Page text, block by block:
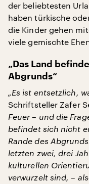
der beliebtesten
haben türkische
die Kinder gehen
viele gemischte
„Das Land
Abgrunds“
„Es ist entsetzlich,
Schriftsteller Zafer
Feuer – und die
befindet sich nicht
Rande des
letzten zwei, drei
kulturellen
verwurzelt sind, –